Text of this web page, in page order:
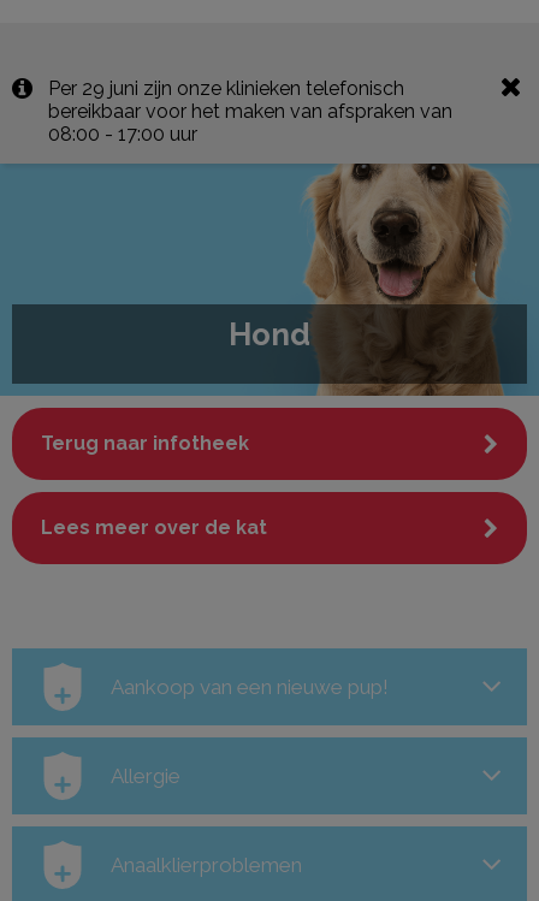
Per 29 juni zijn onze klinieken telefonisch
bereikbaar voor het maken van afspraken van
08:00 - 17:00 uur
Hond
Terug naar infotheek
Lees meer over de kat
Aankoop van een nieuwe pup!
Allergie
Anaalklierproblemen